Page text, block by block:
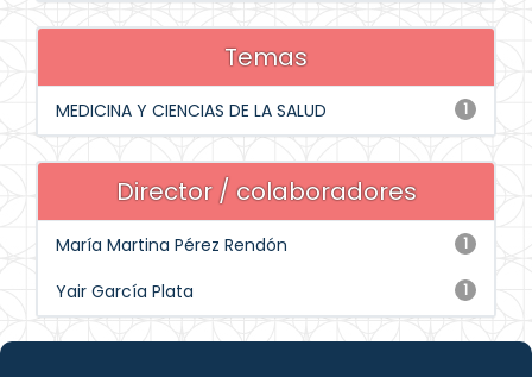
Temas
1
MEDICINA Y CIENCIAS DE LA SALUD
Director / colaboradores
1
María Martina Pérez Rendón
1
Yair García Plata